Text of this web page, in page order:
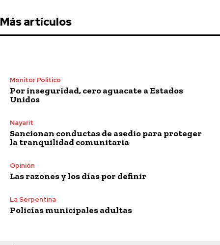
Más artículos
Monitor Político
Por inseguridad, cero aguacate a Estados
Unidos
Nayarit
Sancionan conductas de asedio para proteger
la tranquilidad comunitaria
Opinión
Las razones y los días por definir
La Serpentina
Policías municipales adultas